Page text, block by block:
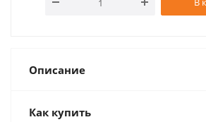
Описание
Как купить